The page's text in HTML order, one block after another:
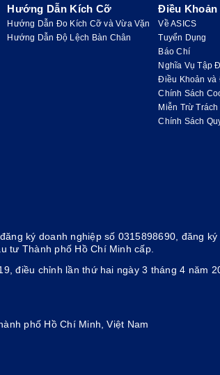
Hướng Dẫn Kích Cỡ
Hướng Dẫn Đo Kích Cỡ và Vừa Vặn
Hướng Dẫn Độ Lệch Bàn Chân
Điều Khoản
Về ASICS
Tuyển Dụng
Báo Chí
Nghĩa Vụ Tập
Điều Khoản và
Chính Sách
Miễn Trừ
Chính Sách
ký doanh nghiệp số 0315898690, đăng
tư Thành phố Hồ Chí Minh cấp.
điều chỉnh lần thứ hai ngày 3 tháng 4 năm
phố Hồ Chí Minh, Việt Nam